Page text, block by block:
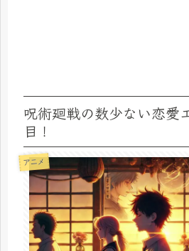
呪術廻戦の数少ない恋愛
目！
アニメ